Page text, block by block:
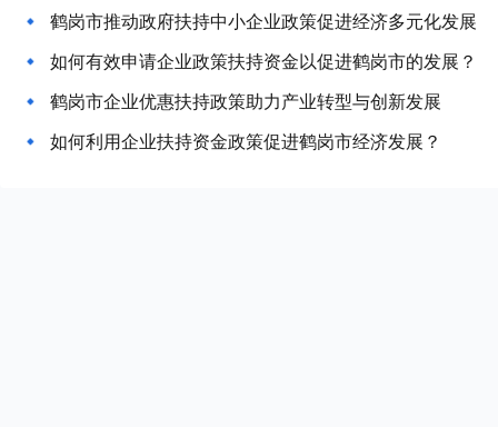
鹤岗市推动政府扶持中小企业政策促进经济多元化发展
如何有效申请企业政策扶持资金以促进鹤岗市的发展？
鹤岗市企业优惠扶持政策助力产业转型与创新发展
如何利用企业扶持资金政策促进鹤岗市经济发展？